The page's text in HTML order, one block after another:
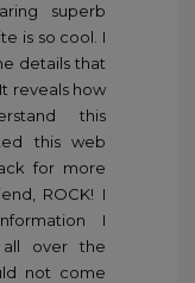
superb
is so cool. I
details that
reveals how
this
this web
for more
ROCK! I
I
all over the
not come